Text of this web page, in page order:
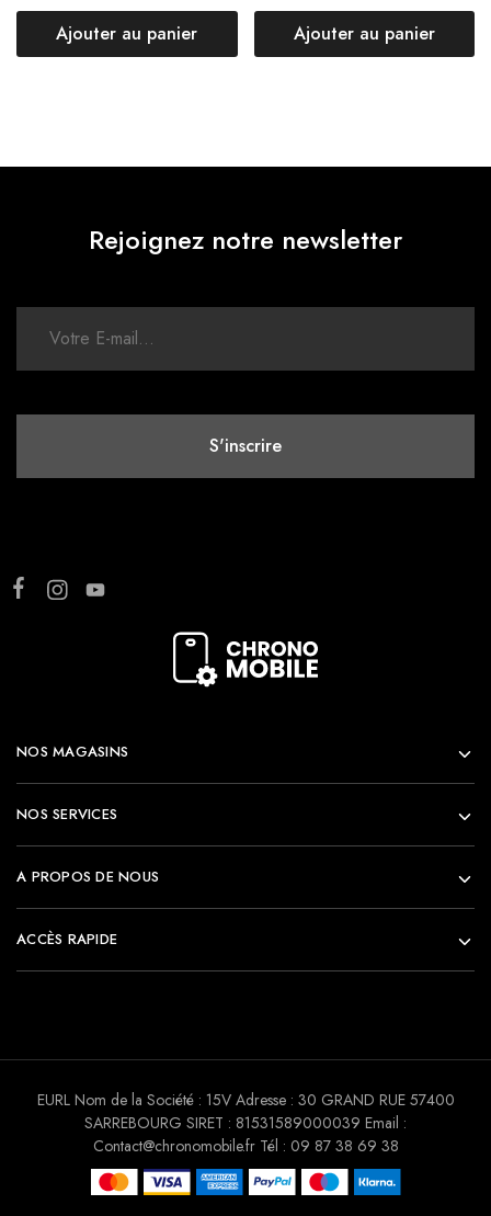
Ajouter au panier Ajouter au panier
Rejoignez notre newsletter
NOS MAGASINS
NOS SERVICES
A PROPOS DE NOUS
ACCÈS RAPIDE
EURL Nom de la Société : 15V Adresse : 30 GRAND RUE 57400
SARREBOURG SIRET : 81531589000039 Email :
Contact@chronomobile.fr Tél : 09 87 38 69 38